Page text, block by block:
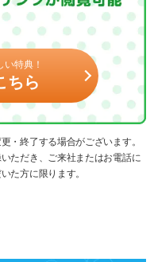
特典！
ちら
・終了する場合がございます。
ただき、ご来社またはお電話に
た方に限ります。